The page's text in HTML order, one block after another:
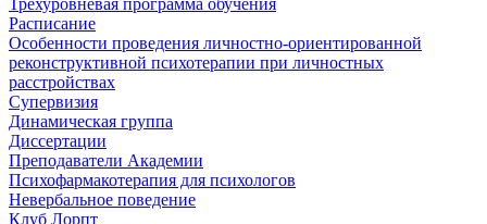
Трехуровневая программа обучения
Расписание
Особенности проведения личностно-ориентированной
реконструктивной психотерапии при личностных
расстройствах
Супервизия
Динамическая группа
Диссертации
Преподаватели Академии
Психофармакотерапия для психологов
Невербальное поведение
Клуб Лорпт